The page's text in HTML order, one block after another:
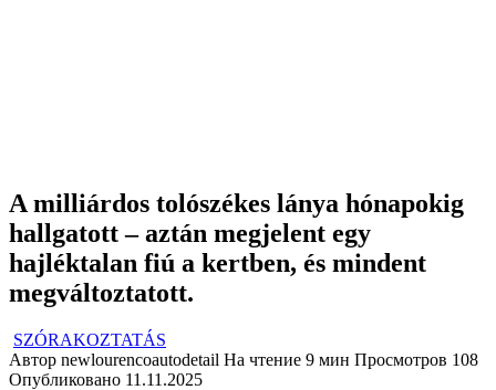
A milliárdos tolószékes lánya hónapokig
hallgatott – aztán megjelent egy
hajléktalan fiú a kertben, és mindent
megváltoztatott.
SZÓRAKOZTATÁS
Автор newlourencoautodetail На чтение 9 мин Просмотров 108
Опубликовано 11.11.2025